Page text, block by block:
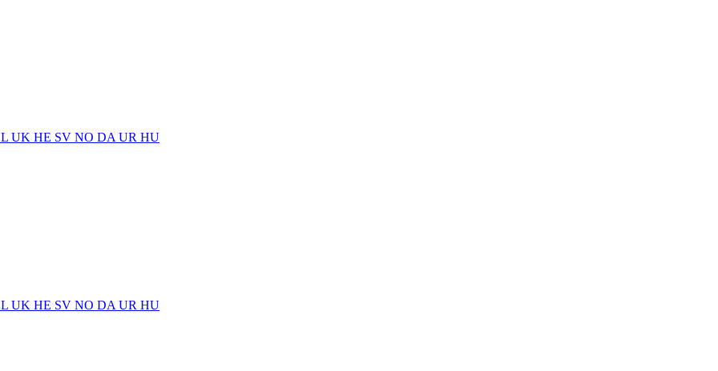
UK HE SV NO DA UR HU
UK HE SV NO DA UR HU